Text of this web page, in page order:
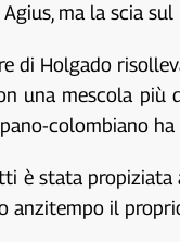
Agius, ma la scia
di Holgado
una mescola più
colombiano
è stata
anzitempo il